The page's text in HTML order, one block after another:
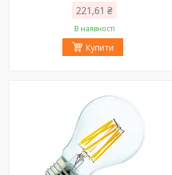
221,61 ₴
В наявності
Купити